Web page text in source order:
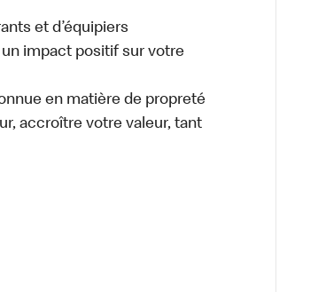
et d’équipiers
impact positif sur votre
en matière de propreté
accroître votre valeur, tant